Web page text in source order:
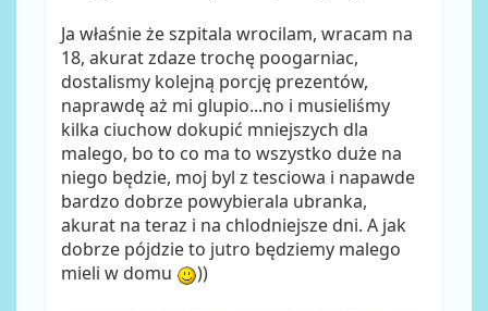
Ja właśnie że szpitala wrocilam, wracam na
18, akurat zdaze trochę poogarniac,
dostalismy kolejną porcję prezentów,
naprawdę aż mi glupio...no i musieliśmy
kilka ciuchow dokupić mniejszych dla
malego, bo to co ma to wszystko duże na
niego będzie, moj byl z tesciowa i napawde
bardzo dobrze powybierala ubranka,
akurat na teraz i na chlodniejsze dni. A jak
dobrze pójdzie to jutro będziemy malego
mieli w domu
))